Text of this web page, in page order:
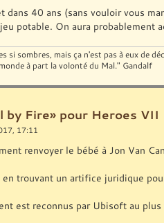
dans 40 ans (sans vouloir vous
potable. On aura probablement
si sombres, mais ça n'est pas à eux de
à part la volonté du Mal." Gandalf
by Fire» pour Heroes VII
17:11
renvoyer le bébé à Jon Van
trouvant un artifice juridique
est reconnus par Ubisoft au